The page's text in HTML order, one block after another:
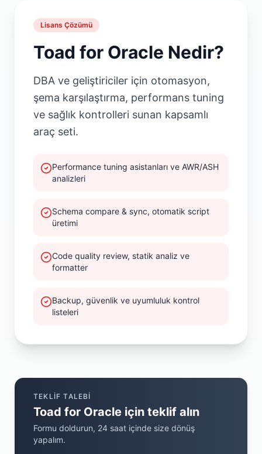
Lisans Çözümü
Toad for Oracle Nedir?
DBA ve geliştiriciler için otomasyon,
şema karşılaştırma, performans tuning
ve sağlık kontrolleri sunan kapsamlı
araç seti.
Performance tuning asistanları ve AWR/ASH
analizleri
Schema compare & sync, otomatik script
üretimi
Code quality review, statik analiz ve
formatter
Backup, güvenlik ve uyumluluk kontrol
listeleri
TEKLIF TALEBI
Toad for Oracle için teklif alın
Formu doldurun, 24 saat içinde size dönüş
yapalım.